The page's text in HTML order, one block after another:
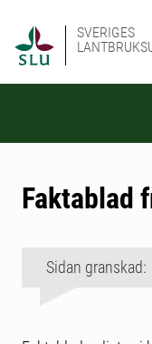
SVERIGES
Faktablad
Sidan